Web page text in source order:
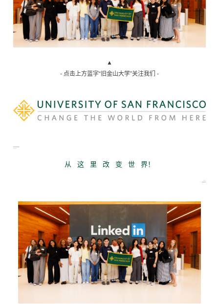
▲
- 点击上方蓝字“旧金山大学”关注我们 -
从 这 里 改 变 世 界！